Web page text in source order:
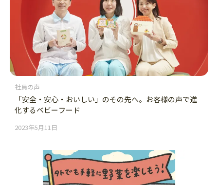
社員の声
「安全・安心・おいしい」のその先へ。お客様の声で進
化するベビーフード
2023年5月11日